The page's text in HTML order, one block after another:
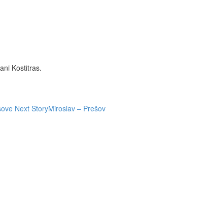
Kostitras.
Next StoryMiroslav – Prešov